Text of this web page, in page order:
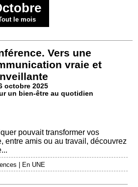
le mois
Vers une
vraie et
octobre 2025
un bien-être au quotidien
pouvait transformer vos
entre amis ou au travail, découvrez
| En UNE